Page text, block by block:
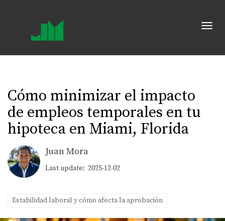
Cómo minimizar el impacto
de empleos temporales en tu
hipoteca en Miami, Florida
Juan Mora
Last update: 2025-12-02
Estabilidad laboral y cómo afecta la aprobación